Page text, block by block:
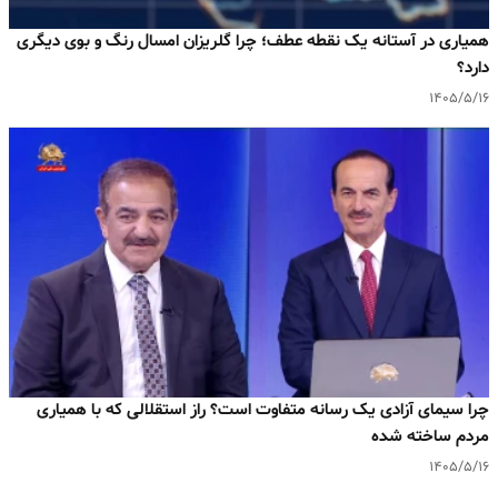
همیاری در آستانه یک نقطه عطف؛ چرا گلریزان امسال رنگ و بوی دیگری
دارد؟
۱۴۰۵/۵/۱۶
چرا سیمای آزادی یک رسانه متفاوت است؟ راز استقلالی که با همیاری
مردم ساخته شده
۱۴۰۵/۵/۱۶